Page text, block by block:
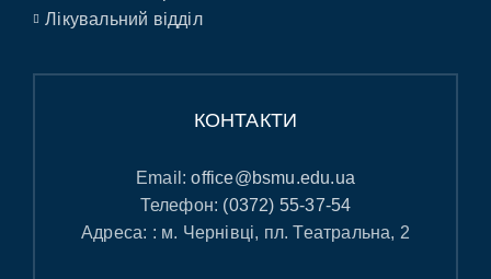
Лікувальний відділ
КОНТАКТИ
Email:office@bsmu.edu.ua
Телефон: (0372) 55-37-54
Адреса: : м. Чернівці, пл. Театральна, 2